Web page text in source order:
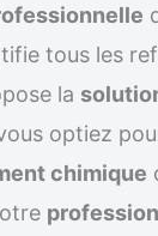
tous les
la
optiez
chimique